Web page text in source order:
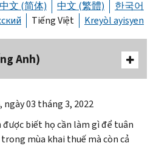
中文 (简体) 中文 (繁體)
한국어
Tiếng Việt Kreyòl ayisyen
Anh)
ngày 03 tháng 3, 2022
biết họ cần làm gì để tuân
mùa khai thuế mà còn cả